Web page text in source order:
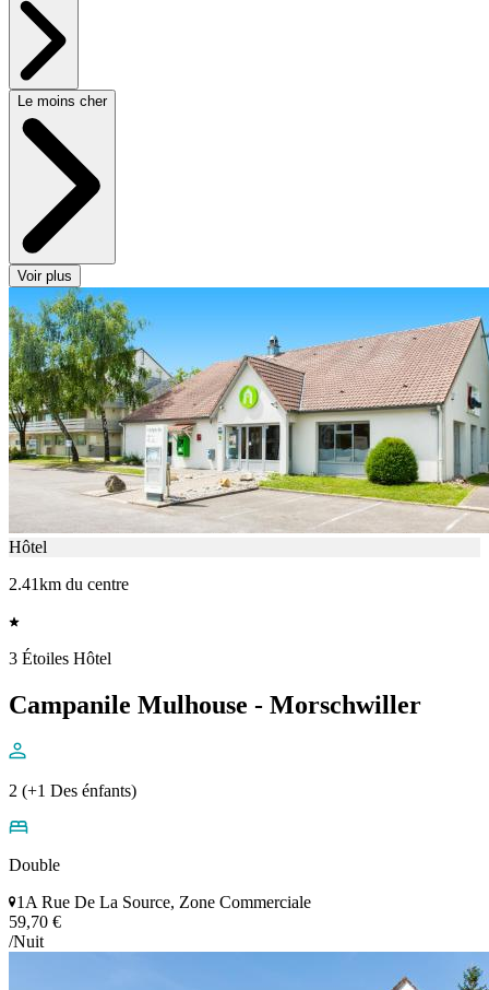
Le moins cher
Voir plus
Hôtel
2.41km du centre
3 Étoiles Hôtel
Campanile Mulhouse - Morschwiller
2 (+1 Des énfants)
Double
1A Rue De La Source, Zone Commerciale
59,70 €
/Nuit